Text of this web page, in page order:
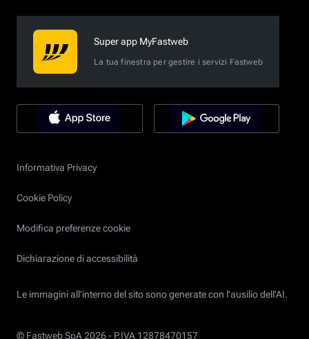
Super app MyFastweb
La tua finestra per gestire i servizi Fastweb
Informativa Privacy
Cookie Policy
Modifica preferenze cookie
Dichiarazione di accessibilità
Le immagini all’interno del sito sono generate con l'ausilio dell'AI.
© Fastweb SpA 2026 - P.IVA 12878470157